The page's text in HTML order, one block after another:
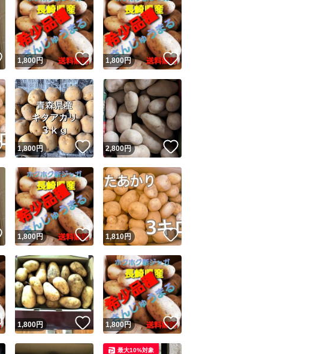
ユーザーの実績について
Yahoo!フリマが定めた一定の基準を満たしたユーザーにバッジを付与しています
安心取引出品者
安心取引出品者 Yahoo!フリマの基準をクリアした安心・安全なユーザーです
取引実績
取引実績◯+ このユーザーはYahoo!フリマの取引を完了させた実績があります
他フリマ実績◯+ このユーザーは他フリマサービスでの取引実績があります
スピード&安心発送
※このバッジは実績に基づく表示であり、発送を保証しているものではありません
スピード＆安心発送
このユーザーは高頻度で24時間以内＆設定した発送日数内に発送してい
ます
スピード発送 このユーザーは高頻度で24時間以内に発送しています
この商品の情報をコピーします
商品画像の無断転載は禁止されています
コピーは1商品につき1回です
出品ページへ
キャンセル
いいね！
1,800円 いいね！
1,800円 いいね！
いいね！
1,800円 いいね！
2,800円
いいね！
1,800円 いいね！
1,810円 いいね！
いいね！
1,800円 いいね！
1,800円 いいね！
最大10%対象